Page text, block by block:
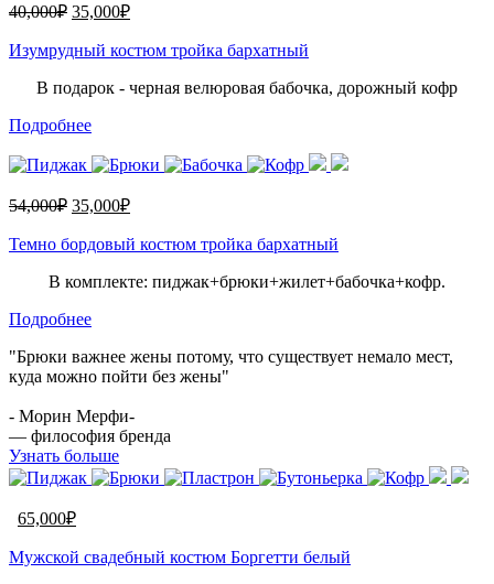
40,000₽ 35,000₽
Изумрудный костюм тройка бархатный
В подарок - черная велюровая бабочка, дорожный кофр
Подробнее
54,000₽ 35,000₽
Темно бордовый костюм тройка бархатный
В комплекте: пиджак+брюки+жилет+бабочка+кофр.
Подробнее
"Брюки важнее жены потому, что существует немало мест,
куда можно пойти без жены"
- Морин Мерфи-
— философия бренда
Узнать больше
65,000₽
Мужской свадебный костюм Боргетти белый